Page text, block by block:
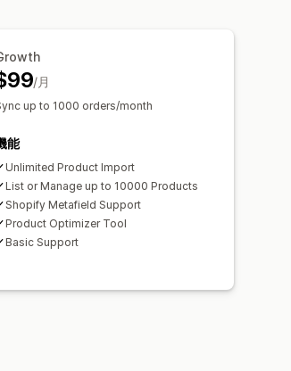
/月
up to 1000 orders/month
能
Unlimited Product Import
List or Manage up to 10000 Products
Shopify Metafield Support
Product Optimizer Tool
Basic Support